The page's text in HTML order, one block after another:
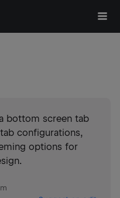
bottom screen tab
configurations,
options for